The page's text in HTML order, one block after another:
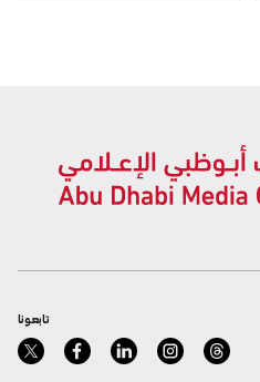
تابعونا